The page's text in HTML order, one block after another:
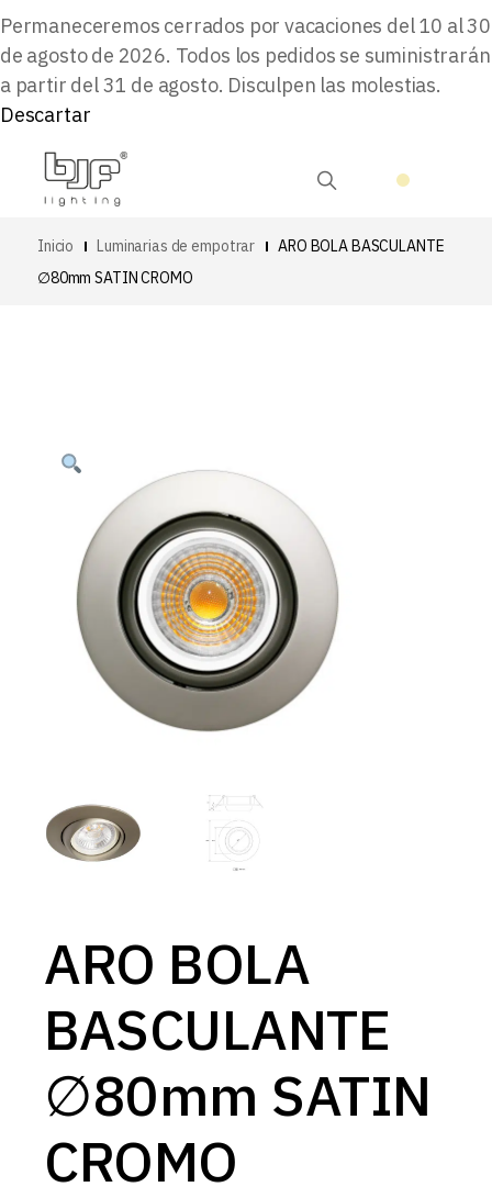
Permaneceremos cerrados por vacaciones del 10 al 30
de agosto de 2026. Todos los pedidos se suministrarán
a partir del 31 de agosto. Disculpen las molestias.
Descartar
Inicio Luminarias de empotrar
ARO BOLA BASCULANTE
∅80mm SATIN CROMO
ARO BOLA
BASCULANTE
∅80mm SATIN
CROMO